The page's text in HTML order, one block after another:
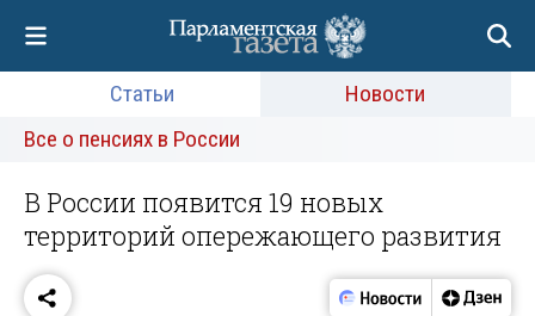
Статьи
Новости
Все о пенсиях в России
В России появится 19 новых
территорий опережающего развития